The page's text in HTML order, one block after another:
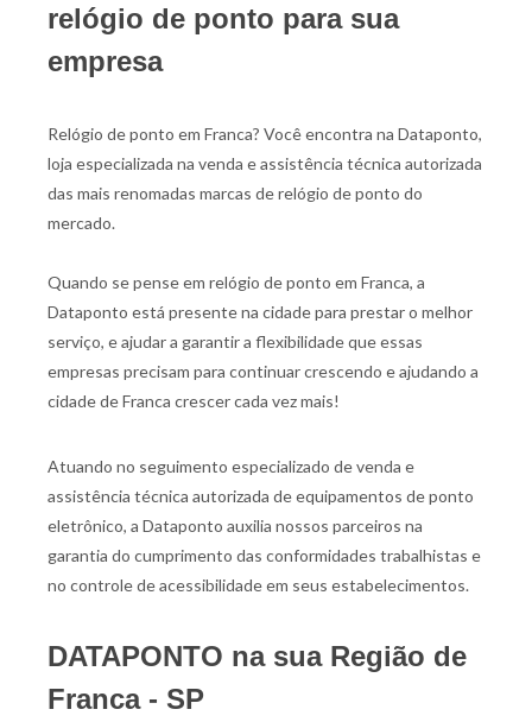
relógio de ponto para sua
empresa
Relógio de ponto em Franca? Você encontra na Dataponto,
loja especializada na venda e assistência técnica autorizada
das mais renomadas marcas de relógio de ponto do
mercado.
Quando se pense em relógio de ponto em Franca, a
Dataponto está presente na cidade para prestar o melhor
serviço, e ajudar a garantir a flexibilidade que essas
empresas precisam para continuar crescendo e ajudando a
cidade de Franca crescer cada vez mais!
Atuando no seguimento especializado de venda e
assistência técnica autorizada de equipamentos de ponto
eletrônico, a Dataponto auxilia nossos parceiros na
garantia do cumprimento das conformidades trabalhistas e
no controle de acessibilidade em seus estabelecimentos.
DATAPONTO na sua Região de
Franca - SP